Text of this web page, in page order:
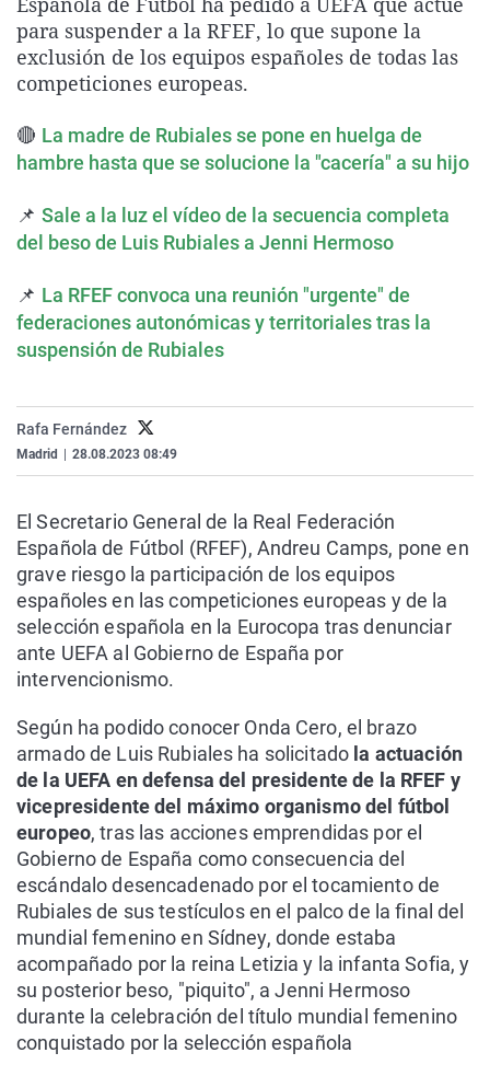
La rosa de los vientos
Gente viajera
Caso
Retornados
Operación Viuda
Extremadura
Galicia
Navarra
País Vasco
Virales
Televisión
para suspender a la RFEF, lo que supone la
exclusión de los equipos españoles de todas las
competiciones europeas.
🔴 La madre de Rubiales se pone en huelga de
hambre hasta que se solucione la "cacería" a su hijo
📌 Sale a la luz el vídeo de la secuencia completa
del beso de Luis Rubiales a Jenni Hermoso
📌 La RFEF convoca una reunión "urgente" de
federaciones autonómicas y territoriales tras la
suspensión de Rubiales
Rafa Fernández
Madrid 28.08.2023 08:49
El Secretario General de la Real Federación
Española de Fútbol (RFEF), Andreu Camps, pone en
grave riesgo la participación de los equipos
españoles en las competiciones europeas y de la
selección española en la Eurocopa tras denunciar
ante UEFA al Gobierno de España por
intervencionismo.
Según ha podido conocer Onda Cero, el brazo
armado de Luis Rubiales ha solicitado la actuación
de la UEFA en defensa del presidente de la RFEF y
vicepresidente del máximo organismo del fútbol
europeo, tras las acciones emprendidas por el
Gobierno de España como consecuencia del
escándalo desencadenado por el tocamiento de
Rubiales de sus testículos en el palco de la final del
mundial femenino en Sídney, donde estaba
acompañado por la reina Letizia y la infanta Sofia, y
su posterior beso, "piquito", a Jenni Hermoso
durante la celebración del título mundial femenino
conquistado por la selección española